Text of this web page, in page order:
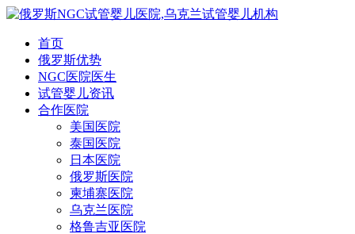
首页
俄罗斯优势
NGC医院医生
试管婴儿资讯
合作医院
美国医院
泰国医院
日本医院
俄罗斯医院
柬埔寨医院
乌克兰医院
格鲁吉亚医院